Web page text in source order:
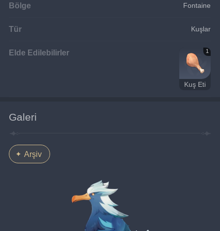
Bölge Fontaine
Tür Kuşlar
Elde Edilebilirler 1
Kuş Eti
Galeri
Arşiv